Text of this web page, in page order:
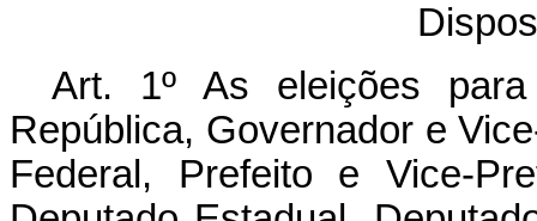
Art. 1º As eleições
República, Governador e
Federal, Prefeito e Vice-